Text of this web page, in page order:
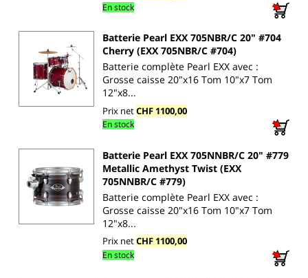
En stock
Batterie Pearl EXX 705NBR/C 20" #704
Cherry (EXX 705NBR/C #704)
Batterie complète Pearl EXX avec :
Grosse caisse 20"x16 Tom 10"x7 Tom
12"x8...
Prix netCHF 1100,00
En stock
Batterie Pearl EXX 705NNBR/C 20" #779
Metallic Amethyst Twist (EXX
705NNBR/C #779)
Batterie complète Pearl EXX avec :
Grosse caisse 20"x16 Tom 10"x7 Tom
12"x8...
Prix netCHF 1100,00
En stock